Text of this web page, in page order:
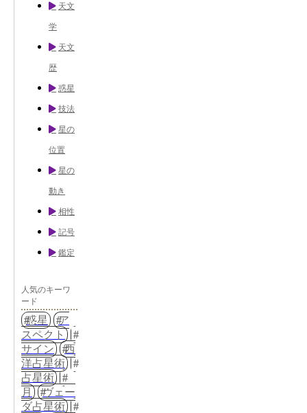
天文
学
天文
歴
惑星
技法
星の
位置
星の
動き
相性
記号
鑑定
人気のキーワ
ード
惑星
ア
スペクト
サイン
西
洋占星術
占星術
月
ヴェー
ダ占星術